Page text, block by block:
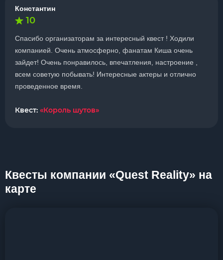
Константин
10
Спасибо организаторам за интересный квест ! Ходили
компанией. Очень атмосферно, фанатам Киша очень
зайдет! Очень понравилось, впечатления, настроение ,
всем советую побывать! Интересные актеры и отлично
проведенное время.
Квест: «Король шутов»
Квесты компании «Quest Reality» на
карте